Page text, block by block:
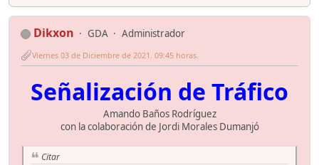
Dikxon GDA Administrador
Viernes 03 de Diciembre de 2021. 09:45 horas.
Señalización de Tráfico
Amando Baños Rodríguez
con la colaboración de Jordi Morales Dumanjó
Citar